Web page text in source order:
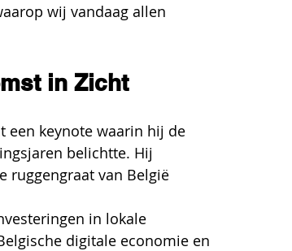
wij vandaag allen
in Zicht
een keynote waarin hij de
belichtte. Hij
ruggengraat van België
in lokale
digitale economie en